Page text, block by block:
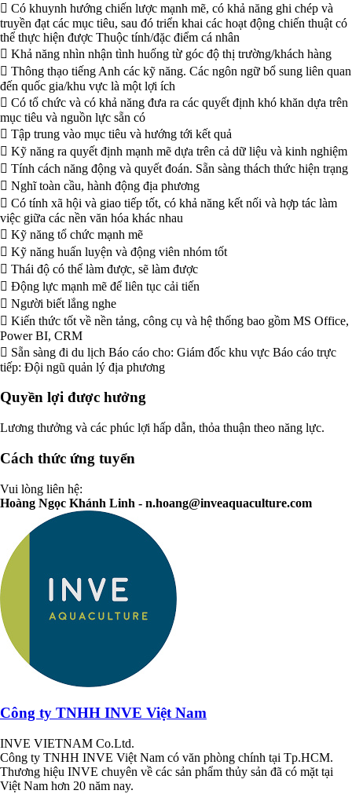
 Có khuynh hướng chiến lược mạnh mẽ, có khả năng ghi chép và
truyền đạt các mục tiêu, sau đó triển khai các hoạt động chiến thuật có
thể thực hiện được Thuộc tính/đặc điểm cá nhân
 Khả năng nhìn nhận tình huống từ góc độ thị trường/khách hàng
 Thông thạo tiếng Anh các kỹ năng. Các ngôn ngữ bổ sung liên quan
đến quốc gia/khu vực là một lợi ích
 Có tổ chức và có khả năng đưa ra các quyết định khó khăn dựa trên
mục tiêu và nguồn lực sẵn có
 Tập trung vào mục tiêu và hướng tới kết quả
 Kỹ năng ra quyết định mạnh mẽ dựa trên cả dữ liệu và kinh nghiệm
 Tính cách năng động và quyết đoán. Sẵn sàng thách thức hiện trạng
 Nghĩ toàn cầu, hành động địa phương
 Có tính xã hội và giao tiếp tốt, có khả năng kết nối và hợp tác làm
việc giữa các nền văn hóa khác nhau
 Kỹ năng tổ chức mạnh mẽ
 Kỹ năng huấn luyện và động viên nhóm tốt
 Thái độ có thể làm được, sẽ làm được
 Động lực mạnh mẽ để liên tục cải tiến
 Người biết lắng nghe
 Kiến thức tốt về nền tảng, công cụ và hệ thống bao gồm MS Office,
Power BI, CRM
 Sẵn sàng đi du lịch Báo cáo cho: Giám đốc khu vực Báo cáo trực
tiếp: Đội ngũ quản lý địa phương
Quyền lợi được hưởng
Lương thưởng và các phúc lợi hấp dẫn, thỏa thuận theo năng lực.
Cách thức ứng tuyển
Vui lòng liên hệ:
Hoàng Ngọc Khánh Linh - n.hoang@inveaquaculture.com
Công ty TNHH INVE Việt Nam
INVE VIETNAM Co.Ltd.
Công ty TNHH INVE Việt Nam có văn phòng chính tại Tp.HCM.
Thương hiệu INVE chuyên về các sản phẩm thủy sản đã có mặt tại
Việt Nam hơn 20 năm nay.